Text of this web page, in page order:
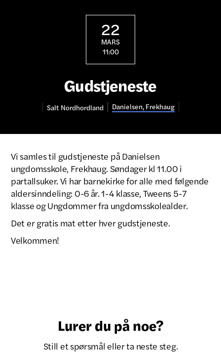
22
MARS
11:00
Gudstjeneste
Salt Nordhordland Danielsen, Frekhaug
Vi samles til gudstjeneste på Danielsen
ungdomsskole, Frekhaug. Søndager kl 11.00 i
partallsuker. Vi har barnekirke for alle med følgende
aldersinndeling: 0-6 år. 1-4 klasse, Tweens 5-7
klasse og Ungdommer fra ungdomsskolealder.
Det er gratis mat etter hver gudstjeneste.
Velkommen!
Lurer du på noe?
Still et spørsmål eller ta neste steg.